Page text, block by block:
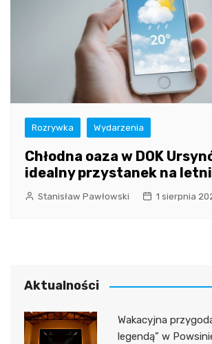
Rozrywka Wydarzenia
Chłodna oaza w DOK
idealny przystanek na
Stanisław Pawłowski 1 sierpnia
Aktualności
Wakacyjna
legendą” w